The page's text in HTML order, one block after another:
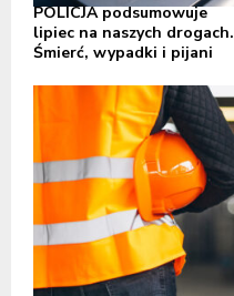
POLICJA podsumowuje
lipiec na naszych drogach.
Śmierć, wypadki i pijani